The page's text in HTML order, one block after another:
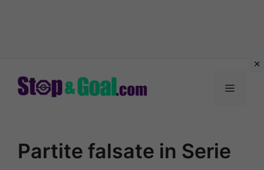
Menu
Partite falsate in Serie